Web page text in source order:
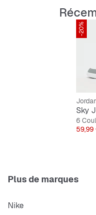
La mousse souple offre
Semelle en caoutchouc
-20%
6
Prix
59,99
Plus de marques
Nike